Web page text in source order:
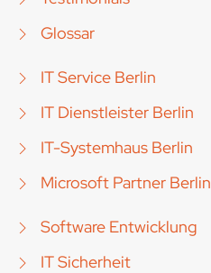
Glossar
IT Service Berlin
IT Dienstleister Berlin
IT-Systemhaus Berlin
Microsoft Partner Berlin
Software Entwicklung
IT Sicherheit